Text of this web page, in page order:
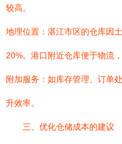
较高。
地理位置：湛江市区的仓库因
20%。港口附近仓库便于物流，
附加服务：如库存管理、订单
升效率。
三、优化仓储成本的建议